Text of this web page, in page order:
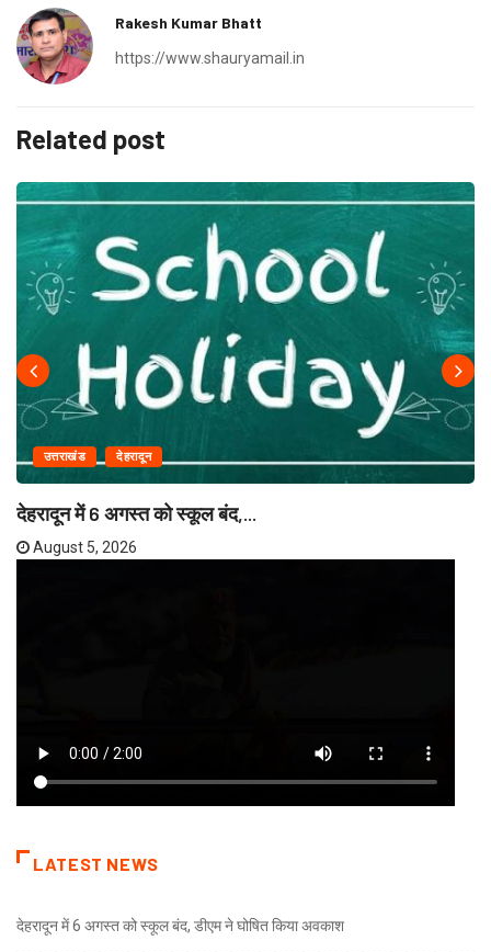
Rakesh Kumar Bhatt
https://www.shauryamail.in
Related post
उत्तराखंड देहरादून
देहरादून में 6 अगस्त को स्कूल बंद,...
August 5, 2026
LATEST NEWS
देहरादून में 6 अगस्त को स्कूल बंद, डीएम ने घोषित किया अवकाश